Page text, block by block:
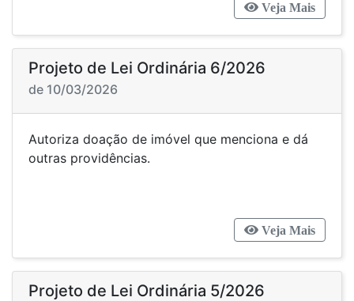
Veja Mais
Projeto de Lei Ordinária 6/2026
de 10/03/2026
Autoriza doação de imóvel que menciona e dá
outras providências.
Veja Mais
Projeto de Lei Ordinária 5/2026